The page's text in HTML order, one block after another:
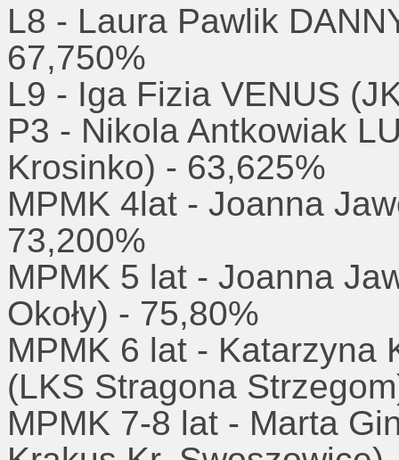
L8 - Laura Pawlik
67,750%
L9 - Iga Fizia VENUS
P3 - Nikola Antkowiak
Krosinko) - 63,625%
MPMK 4lat - Joanna
73,200%
MPMK 5 lat - Joanna
Okoły) - 75,80%
MPMK 6 lat - Katarzyna
(LKS Stragona
MPMK 7-8 lat - Marta